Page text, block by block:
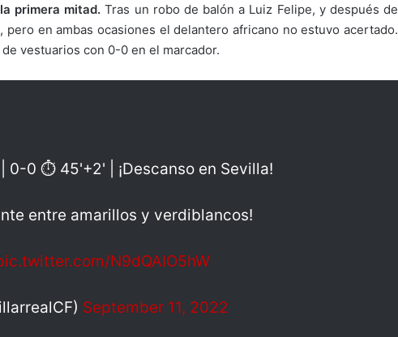
primera mitad. Tras un robo de balón a Luiz Felipe, y después de
pero en ambas ocasiones el delantero africano no estuvo acertado.
vestuarios con 0-0 en el marcador.
| 0-0 ⏱ 45'+2' | ¡Descanso en Sevilla!
entre amarillos y verdiblancos!
N9dQAIO5hW
September 11, 2022